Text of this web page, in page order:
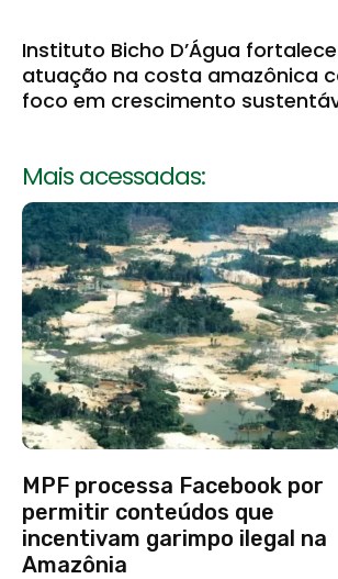
Instituto Bicho D’Água fortalece
atuação na costa amazônica
foco em crescimento
Mais acessadas:
MPF processa Facebook por
permitir conteúdos que
incentivam garimpo ilegal na
Amazônia